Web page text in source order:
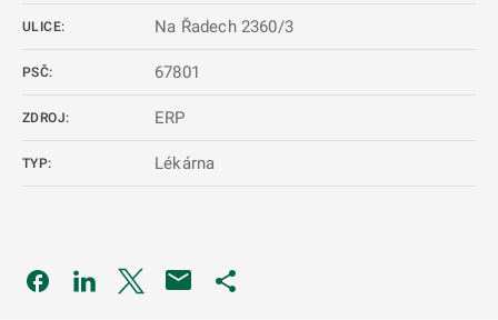
ULICE: Na Řadech 2360/3
PSČ: 67801
ZDROJ: ERP
TYP: Lékárna
Odkaz se otevře na nové kartě
Odkaz se otevře na nové kartě
Odkaz se otevře na nové kartě